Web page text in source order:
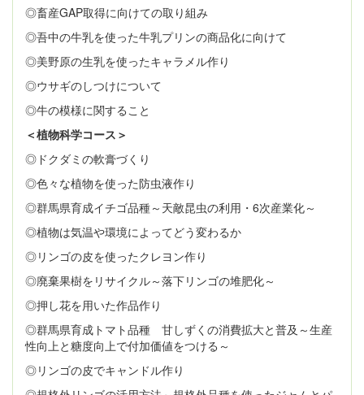
◎畜産GAP取得に向けての取り組み
◎吾中の牛乳を使った牛乳プリンの商品化に向けて
◎美野原の生乳を使ったキャラメル作り
◎ウサギのしつけについて
◎牛の模様に関すること
＜植物科学コース＞
◎ドクダミの軟膏づくり
◎色々な植物を使った防虫液作り
◎群馬県育成イチゴ品種～天敵昆虫の利用・6次産業化～
◎植物は気温や環境によってどう変わるか
◎リンゴの皮を使ったクレヨン作り
◎廃棄果樹をリサイクル～落下リンゴの堆肥化～
◎押し花を用いた作品作り
◎群馬県育成トマト品種 甘しずくの消費拡大と普及～生産
性向上と糖度向上で付加価値をつける～
◎リンゴの皮でキャンドル作り